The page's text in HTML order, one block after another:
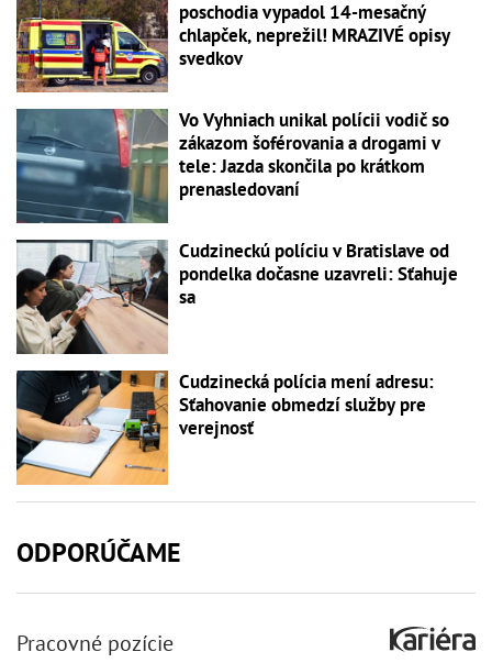
poschodia vypadol 14-mesačný
chlapček, neprežil! MRAZIVÉ opisy
svedkov
Vo Vyhniach unikal polícii vodič so
zákazom šoférovania a drogami v
tele: Jazda skončila po krátkom
prenasledovaní
Cudzineckú políciu v Bratislave od
pondelka dočasne uzavreli: Sťahuje
sa
Cudzinecká polícia mení adresu:
Sťahovanie obmedzí služby pre
verejnosť
ODPORÚČAME
Pracovné pozície